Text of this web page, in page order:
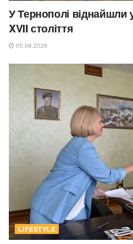
У Тернополі віднайшли
XVII століття
05.08.2026
LIFESTYLE